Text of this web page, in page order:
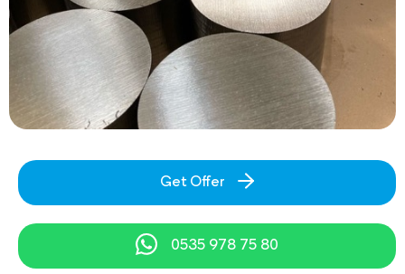
Get Offer
0535 978 75 80